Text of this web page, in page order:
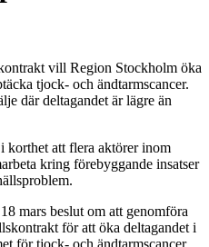
vill Region Stockholm öka
tjock- och ändtarmscancer.
där deltagandet är lägre än
korthet att flera aktörer inom
kring förebyggande insatser
mars beslut om att genomföra
för att öka deltagandet i
för tjock- och ändtarmscancer.